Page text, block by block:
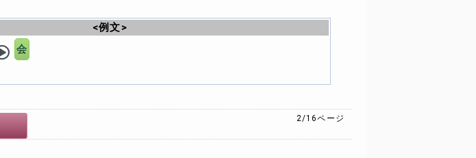
<例文>
会
2/16ページ